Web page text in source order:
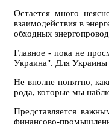
Остается много
взаимодействия в
обходных
Главное - пока не
Украина". Для Украины
Не вполне понятно,
рода, которые мы
Представляется
финансово-